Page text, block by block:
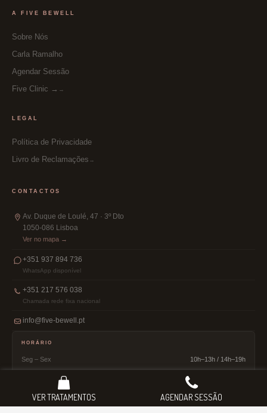
A FIVE BEWELL
Sobre Nós
Carla Ramalho
Agendar Sessão
Five Clinic →
LEGAL
Política de Privacidade
Livro de Reclamações
CONTACTOS
Av. Duque de Loulé, 47 · 3º Dto
1050-086 Lisboa
Ver no mapa →
+351 937 894 736
WhatsApp disponível
+351 217 576 038
Chamada rede fixa nacional
info@five-bewell.pt
HORÁRIO
Seg – Sex
10h–13h / 14h–19h
VER TRATAMENTOS AGENDAR SESSÃO